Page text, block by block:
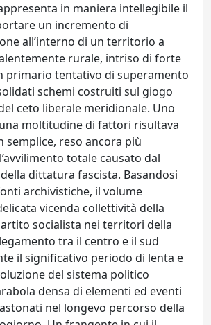
in maniera intellegibile il
un incremento di
all’interno di un territorio a
rurale, intriso di forte
primario tentativo di superamento
schemi costruiti sul giogo
ceto liberale meridionale. Uno
moltitudine di fattori risultava
semplice, reso ancora più
totale causato dal
dittatura fascista. Basandosi
archivistiche, il volume
vicenda collettività della
socialista nei territori della
tra il centro e il sud
il significativo periodo di lenta e
del sistema politico
densa di elementi ed eventi
nel longevo percorso della